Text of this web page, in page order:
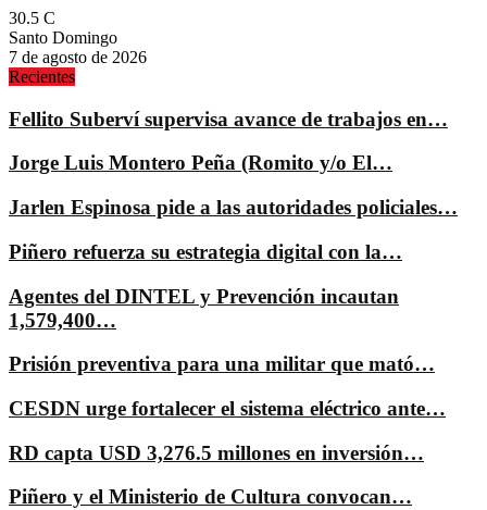
30.5 C
Santo Domingo
7 de agosto de 2026
Recientes
Fellito Suberví supervisa avance de trabajos en…
Jorge Luis Montero Peña (Romito y/o El…
Jarlen Espinosa pide a las autoridades policiales…
Piñero refuerza su estrategia digital con la…
Agentes del DINTEL y Prevención incautan
1,579,400…
Prisión preventiva para una militar que mató…
CESDN urge fortalecer el sistema eléctrico ante…
RD capta USD 3,276.5 millones en inversión…
Piñero y el Ministerio de Cultura convocan…